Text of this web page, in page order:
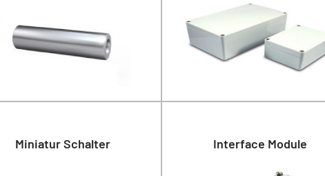
Miniatur Schalter Interface Module